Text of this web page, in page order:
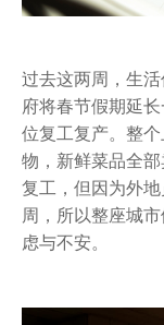
过去这两周，生
府将春节假期延
位复工复产。整
物，新鲜菜品全
复工，但因为外
周，所以整座城
虑与不安。